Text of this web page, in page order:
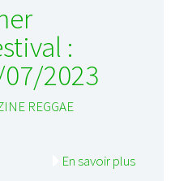
:
2023
REGGAE
En savoir plus